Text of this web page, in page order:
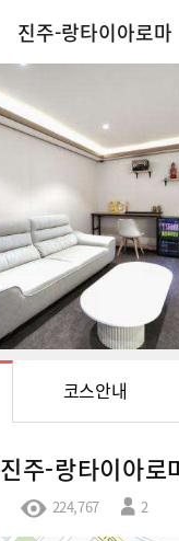
진주-랑타이아로마
코스안내
진주-랑타이아로
224,767 2